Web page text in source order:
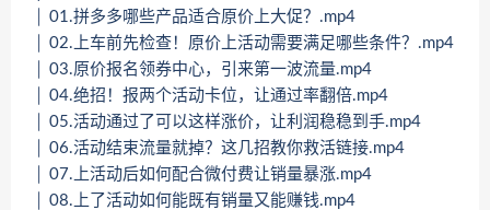
│ 01.拼多多哪些产品适合原价上大促？.mp4
│ 02.上车前先检查！原价上活动需要满足哪些条件？.mp4
│ 03.原价报名领券中心，引来第一波流量.mp4
│ 04.绝招！报两个活动卡位，让通过率翻倍.mp4
│ 05.活动通过了可以这样涨价，让利润稳稳到手.mp4
│ 06.活动结束流量就掉？这几招教你救活链接.mp4
│ 07.上活动后如何配合微付费让销量暴涨.mp4
│ 08.上了活动如何能既有销量又能赚钱.mp4